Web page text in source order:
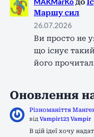
Маршу сил
26.07.2026
Ви просто не
що існує
його
Оновлення
Різноманіття
від Vampir123 Vampir
В цій ідеї хочу